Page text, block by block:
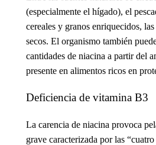
(especialmente el hígado), el
cereales y granos enriquecidos,
secos. El organismo también
cantidades de niacina a partir del
presente en alimentos ricos en
Deficiencia de vitamina B3
La carencia de niacina provoca
grave caracterizada por las